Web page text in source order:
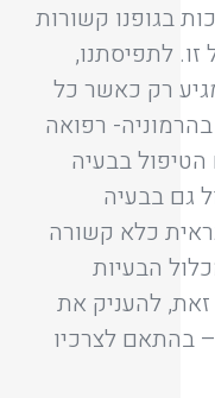
בגופנו קשורות
זו. לתפיסתנו,
רק כאשר כל
רפואה
בבעיה
גם בבעיה
כלא קשורה
הבעיות
זאת, להעניק את
– בהתאם לצרכיו